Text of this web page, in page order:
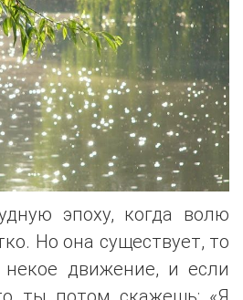
эпоху, когда волю
Но она существует, то
некое движение, и если